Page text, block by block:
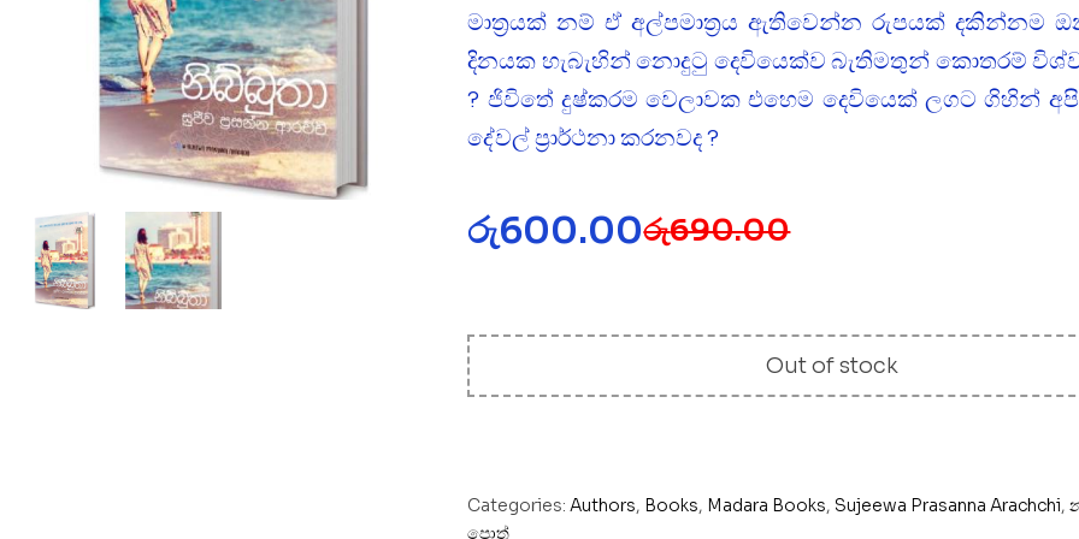
මාත්‍රයක් නම් ඒ අල්පමාත්‍රය ඇතිවෙන්න රුපයක් දකින්නම
දිනයක හැබැහින් නොදුටු දෙවියෙක්ව බැතිමතුන් කොතරම්
? ජිවිතේ දුෂ්කරම වෙලාවක එහෙම දෙවියෙක් ලගට ගිහින්
දේවල් ප්‍රාර්ථනා කරනවද ?
රු690.00
රු600.00
Out of stock
Categories: Authors, Books, Madara Books, Sujeewa Prasanna Arachchi,
පොත්